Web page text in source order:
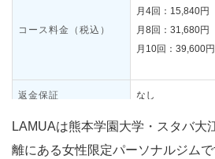
コース料金（税込）
月4回：15,840円
月8回：31,680円
月10回：39,600円
返金保証 なし
レンタル・アメニティ
タオル・ウェア：
ウォーターサーバ
LAMUAは熊本学園大学・スタバ大
離にある女性限定パーソナルジムで